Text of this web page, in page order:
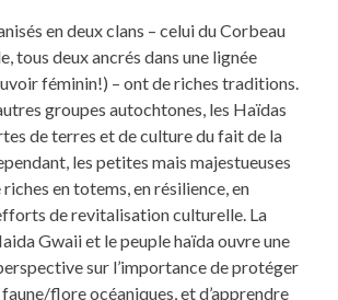
en deux clans – celui du Corbeau
tous deux ancrés dans une lignée
féminin!) – ont de riches traditions.
groupes autochtones, les Haïdas
de terres et de culture du fait de la
les petites mais majestueuses
en totems, en résilience, en
de revitalisation culturelle. La
Gwaii et le peuple haïda ouvre une
sur l’importance de protéger
flore océaniques, et d’apprendre